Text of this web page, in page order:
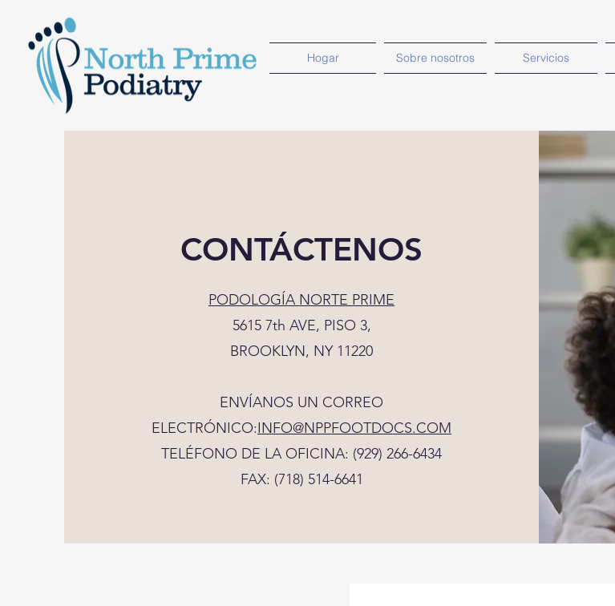
Hogar Sobre nosotros Servicios
CONTÁCTENOS
PODOLOGÍA NORTE PRIME
5615 7th AVE, PISO 3,
BROOKLYN, NY 11220
ENVÍANOS UN CORREO
ELECTRÓNICO:INFO@NPPFOOTDOCS.COM
TELÉFONO DE LA OFICINA: (929) 266-6434
FAX: (718) 514-6641